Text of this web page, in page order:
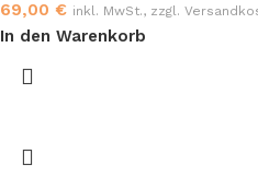
69,00 € inkl. MwSt., zzgl.
In den Warenkorb